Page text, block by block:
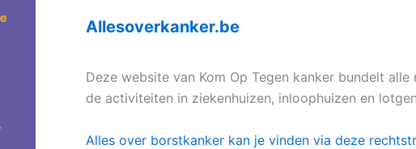
Allesoverkanker.be
Deze website van Kom Op Tegen kanker bundelt
de activiteiten in ziekenhuizen, inloophuizen en
Alles over borstkanker kan je vinden via deze